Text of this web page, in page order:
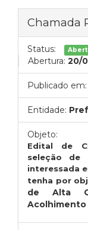
Chamada
Status:
Abertura: 20/
Publicado em:
Entidade:
Objeto:
Edital de
seleção de
interessada
tenha por
de Alta
Acolhimento